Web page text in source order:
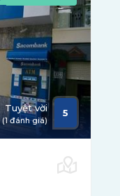
Tuyệt vời
(1 đánh giá)
5